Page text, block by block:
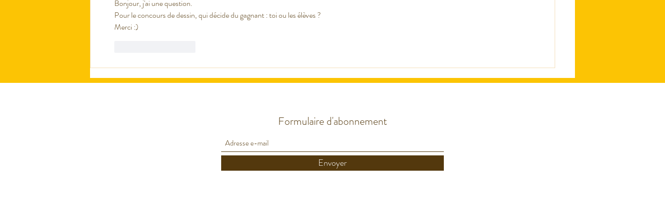
Bonjour, j'ai une question.
Pour le concours de dessin, qui décide du gagnant : toi ou les élèves ?
Merci :)
Formulaire d'abonnement
Envoyer